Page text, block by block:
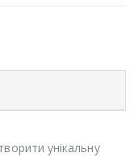
унікальну